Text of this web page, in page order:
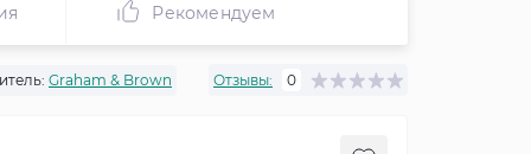
Рекомендуем
Graham & Brown Отзывы: 0